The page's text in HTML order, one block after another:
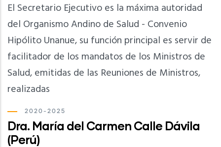
El Secretario Ejecutivo es la máxima autoridad
del Organismo Andino de Salud - Convenio
Hipólito Unanue, su función principal es servir de
facilitador de los mandatos de los Ministros de
Salud, emitidas de las Reuniones de Ministros,
realizadas
2020-2025
Dra. María del Carmen Calle Dávila
(Perú)